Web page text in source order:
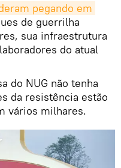
pegando em
de guerrilha
sua infraestrutura
do atual
do NUG não tenha
da resistência estão
vários milhares.